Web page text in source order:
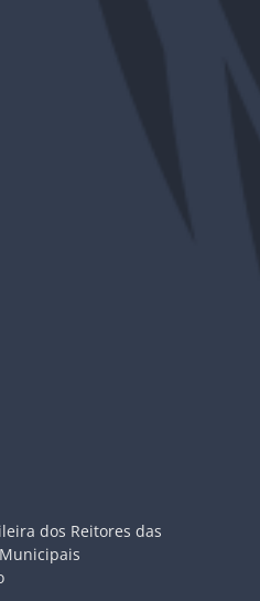
dos Reitores das